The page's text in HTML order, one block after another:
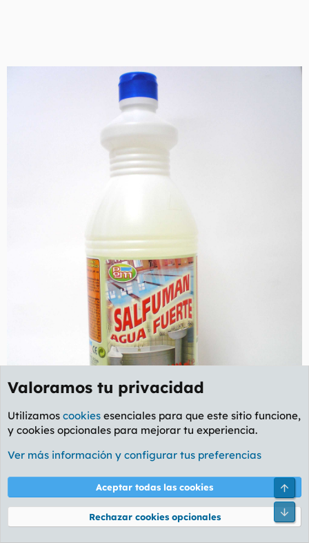
EL SALFUMAN O AGUA FUERTE:
Valoramos tu privacidad
Utilizamos cookies esenciales para que este sitio funcione,
y cookies opcionales para mejorar tu experiencia.
Ver más información y configurar tus preferencias
Aceptar todas las cookies
Rechazar cookies opcionales
Pie